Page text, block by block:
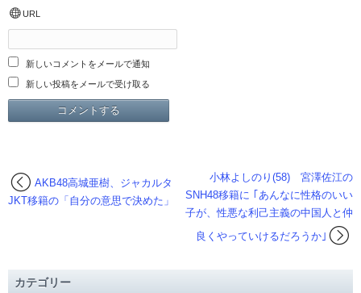
URL
新しいコメントをメールで通知
新しい投稿をメールで受け取る
小林よしのり(58) 宮澤佐江の
SNH48移籍に ｢あんなに性格のいい
子が、性悪な利己主義の中国人と仲
良くやっていけるだろうか｣
AKB48高城亜樹、ジャカルタ
JKT移籍の「自分の意思で決めた」
カテゴリー